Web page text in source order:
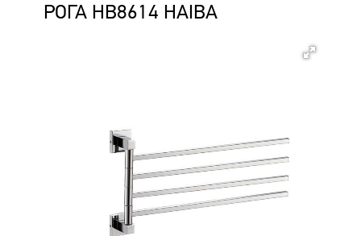
РОГА HB8614 HAIBA